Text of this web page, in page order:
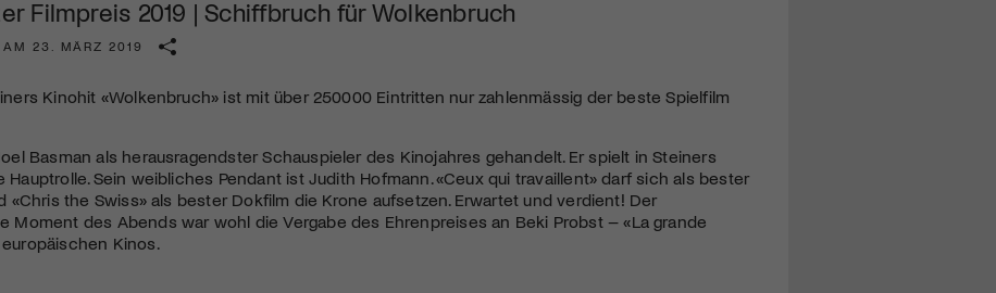
Filmpreis 2019 | Schiffbruch für Wolkenbruch
AM 23. MÄRZ 2019
Kinohit «Wolkenbruch» ist mit über 250000 Eintritten nur zahlenmässig der beste Spielfilm
Basman als herausragendster Schauspieler des Kinojahres gehandelt. Er spielt in Steiners
Hauptrolle. Sein weibliches Pendant ist Judith Hofmann. «Ceux qui travaillent» darf sich als bester
«Chris the Swiss» als bester Dokfilm die Krone aufsetzen. Erwartet und verdient! Der
Moment des Abends war wohl die Vergabe des Ehrenpreises an Beki Probst – «La grande
europäischen Kinos.